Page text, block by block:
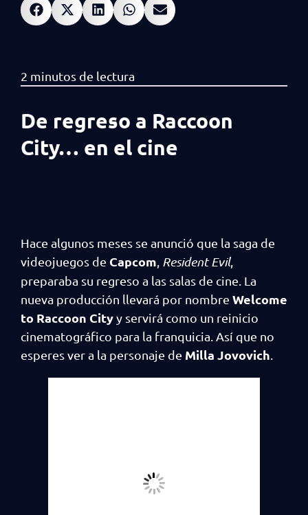
De regreso a Raccoon
City… en el cine
Hace algunos meses se anunció que la saga de
videojuegos de Capcom Resident Evil,
preparaba su regreso a las salas de cine. La
nueva producción llevará por nombre Welcome
to Raccoon Cityy servirá como un reinicio
cinematográfico para la franquicia. Así que no
esperes ver a la personaje de Milla Jovovich